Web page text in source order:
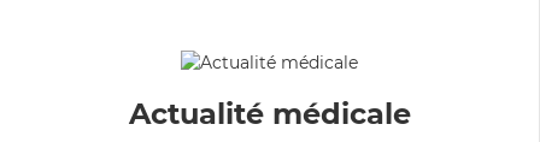
Actualité médicale